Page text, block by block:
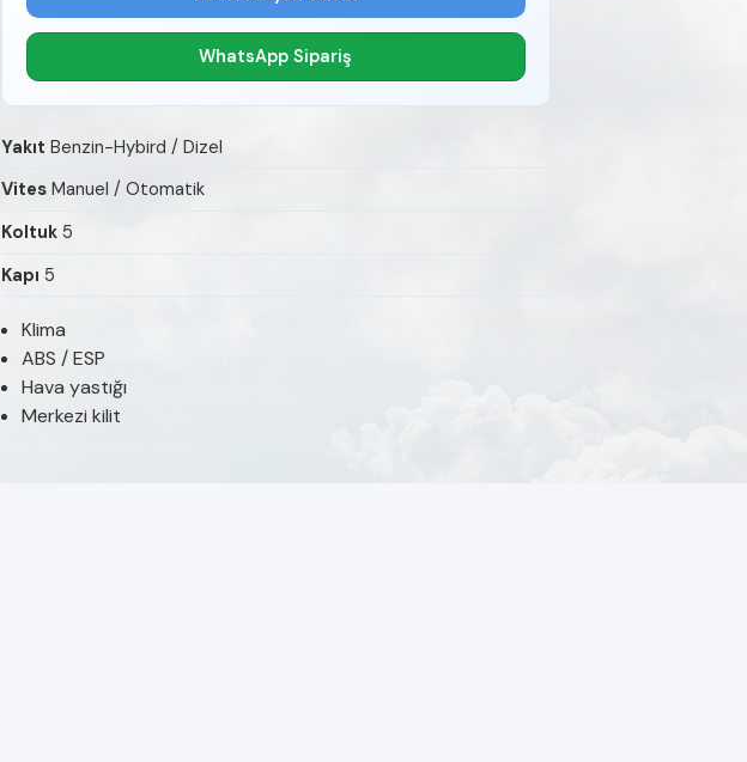
WhatsApp Sipariş
Yakıt Benzin-Hybird / Dizel
VitesManuel / Otomatik
Koltuk5
Kapı 5
Klima
ABS / ESP
Hava yastığı
Merkezi kilit